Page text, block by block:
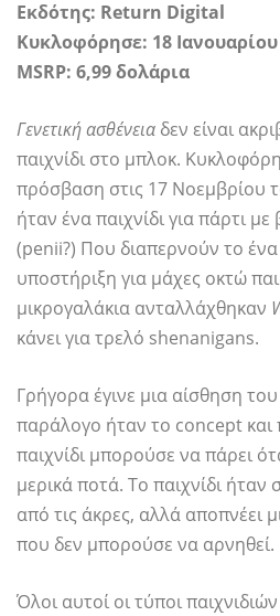
Εκδότης: Return Digital
Κυκλοφόρησε: 18 Ιανουαρίου
MSRP: 6,99 δολάρια
Γενετική ασθένεια δεν είναι
παιχνίδι στο μπλοκ.
πρόσβαση στις 17 Νοεμβρίου
ήταν ένα παιχνίδι για πάρτι
(penii?) Που διαπερνούν το ένα
υποστήριξη για μάχες οκτώ
μικρογαλάκια ανταλλάχθηκαν
κάνει για τρελό shenanigans.
Γρήγορα έγινε μια αίσθηση
παράλογο ήταν το concept και
παιχνίδι μπορούσε να πάρει
μερικά ποτά. Το παιχνίδι
από τις άκρες, αλλά αποπνέει
που δεν μπορούσε να αρνηθεί.
Όλοι αυτοί οι τύποι